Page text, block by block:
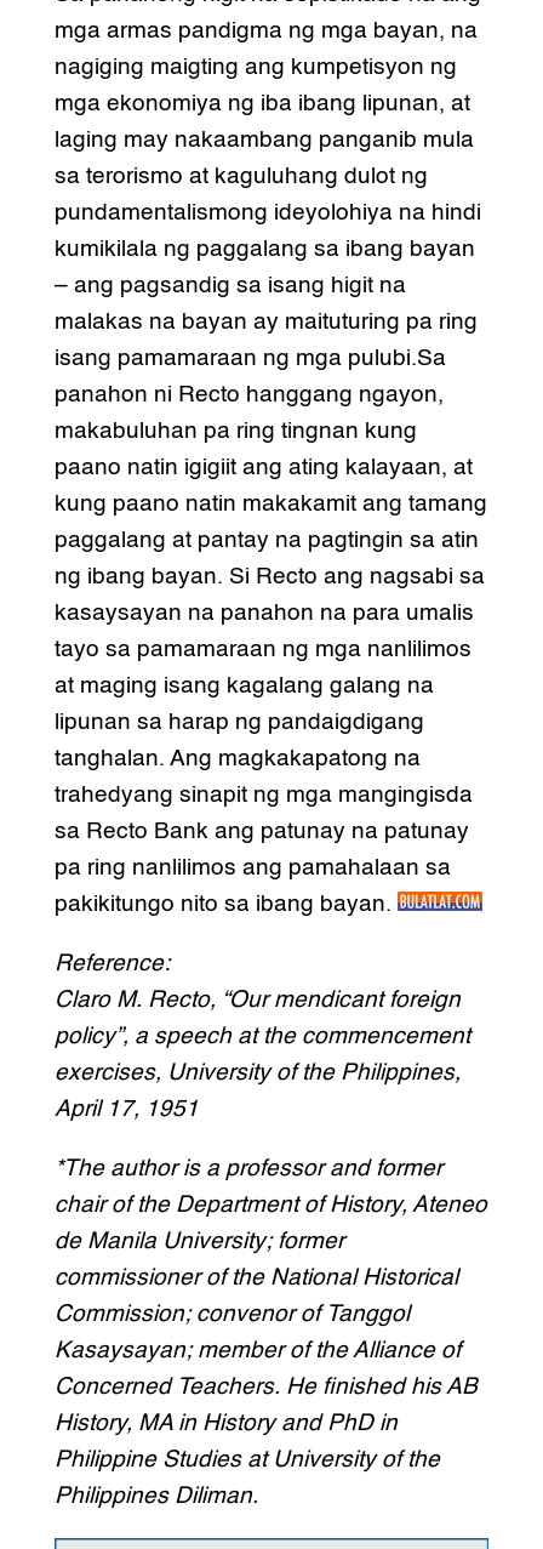
mga armas pandigma ng mga bayan, na
nagiging maigting ang kumpetisyon ng
mga ekonomiya ng iba ibang lipunan, at
laging may nakaambang panganib mula
sa terorismo at kaguluhang dulot ng
pundamentalismong ideyolohiya na hindi
kumikilala ng paggalang sa ibang bayan
– ang pagsandig sa isang higit na
malakas na bayan ay maituturing pa ring
isang pamamaraan ng mga pulubi.Sa
panahon ni Recto hanggang ngayon,
makabuluhan pa ring tingnan kung
paano natin igigiit ang ating kalayaan, at
kung paano natin makakamit ang tamang
paggalang at pantay na pagtingin sa atin
ng ibang bayan. Si Recto ang nagsabi sa
kasaysayan na panahon na para umalis
tayo sa pamamaraan ng mga nanlilimos
at maging isang kagalang galang na
lipunan sa harap ng pandaigdigang
tanghalan. Ang magkakapatong na
trahedyang sinapit ng mga mangingisda
sa Recto Bank ang patunay na patunay
pa ring nanlilimos ang pamahalaan sa
pakikitungo nito sa ibang bayan.
Reference:
Claro M. Recto, “Our mendicant foreign
policy”, a speech at the commencement
exercises, University of the Philippines,
April 17, 1951
*The author is a professor and former
chair of the Department of History, Ateneo
de Manila University; former
commissioner of the National Historical
Commission; convenor of Tanggol
Kasaysayan; member of the Alliance of
Concerned Teachers. He finished his AB
History, MA in History and PhD in
Philippine Studies at University of the
Philippines Diliman.